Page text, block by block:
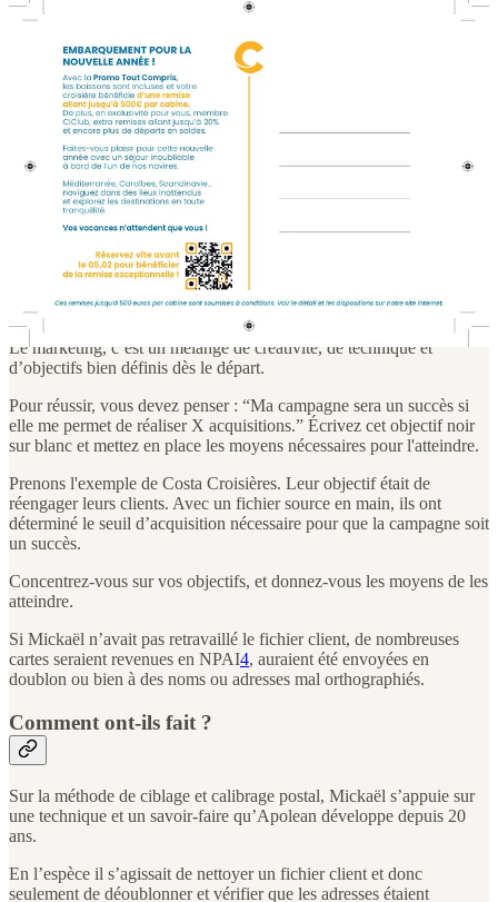
petits-enfants n’en envoient plus, cette initiative a renforcé le capital
Vous aussi, vous souhaitez booster votre notoriété et votre
efficacité auprès de vos clients ? Prenez rendez-vous avec nous
dès maintenant.
Prendre rendez-vous avec Mickaël
Soyez prêt à marquer les esprits.
Fin de la promotion.
Mon avis sur cette opération
Le marketing, c’est un mélange de créativité, de technique et
d’objectifs bien définis dès le départ.
Pour réussir, vous devez penser : “Ma campagne sera un succès si
elle me permet de réaliser X acquisitions.” Écrivez cet objectif noir
sur blanc et mettez en place les moyens nécessaires pour l'atteindre.
Prenons l'exemple de Costa Croisières. Leur objectif était de
réengager leurs clients. Avec un fichier source en main, ils ont
déterminé le seuil d’acquisition nécessaire pour que la campagne soit
un succès.
Concentrez-vous sur vos objectifs, et donnez-vous les moyens de les
atteindre.
Si Mickaël n’avait pas retravaillé le fichier client, de nombreuses
cartes seraient revenues en NPAI4, auraient été envoyées en
doublon ou bien à des noms ou adresses mal orthographiés.
Comment ont-ils fait ?
Sur la méthode de ciblage et calibrage postal, Mickaël s’appuie sur
une technique et un savoir-faire qu’Apolean développe depuis 20
ans.
En l’espèce il s’agissait de nettoyer un fichier client et donc
seulement de déoublonner et vérifier que les adresses étaient